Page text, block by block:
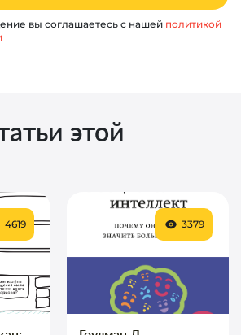
вы соглашаетесь с нашей политикой
этой
4619 3379